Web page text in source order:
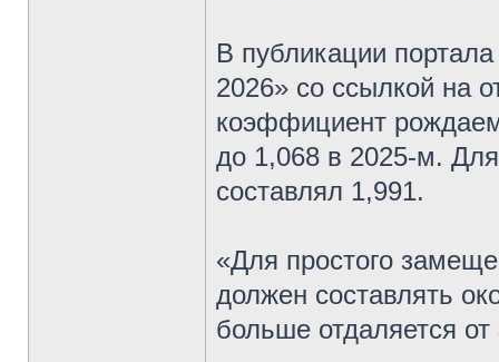
В публикации
2026» со ссылкой на
коэффициент
до 1,068 в 2025-м. Для
составлял 1,991.
«Для простого
должен составлять
больше отдаляется от